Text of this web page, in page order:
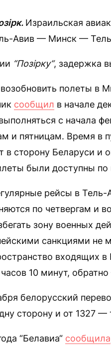
Израильская
Авив — Минск —
“Позірку“, задержка
полеты в
сообщил в начале
с начала
и пятницам. Время в
в сторону Беларуси и
были доступны по
рейсы в Тель-
по четвергам и
зону военных
санкциями не
входящих
10 минут,
белорусский
сторону и от 1327 —
“Белавиа“ сообщила